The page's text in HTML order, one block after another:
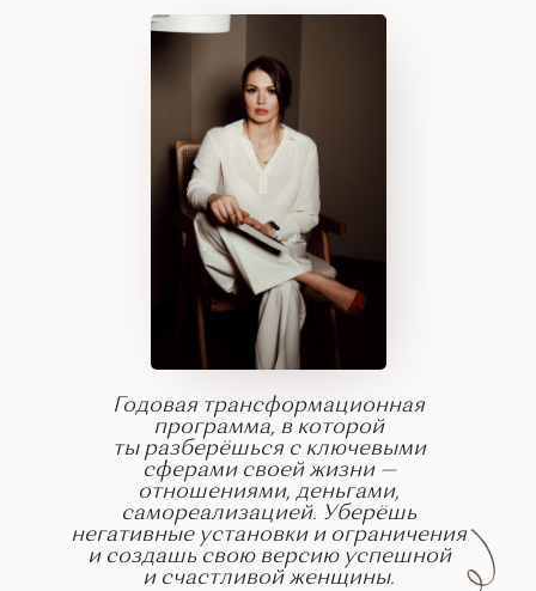
Годовая трансформационная
программа, в которой
ты разберёшься с ключевыми
сферами своей жизни —
отношениями, деньгами,
самореализацией. Уберёшь
негативные установки и ограничения
и создашь свою версию успешной
и счастливой женщины.